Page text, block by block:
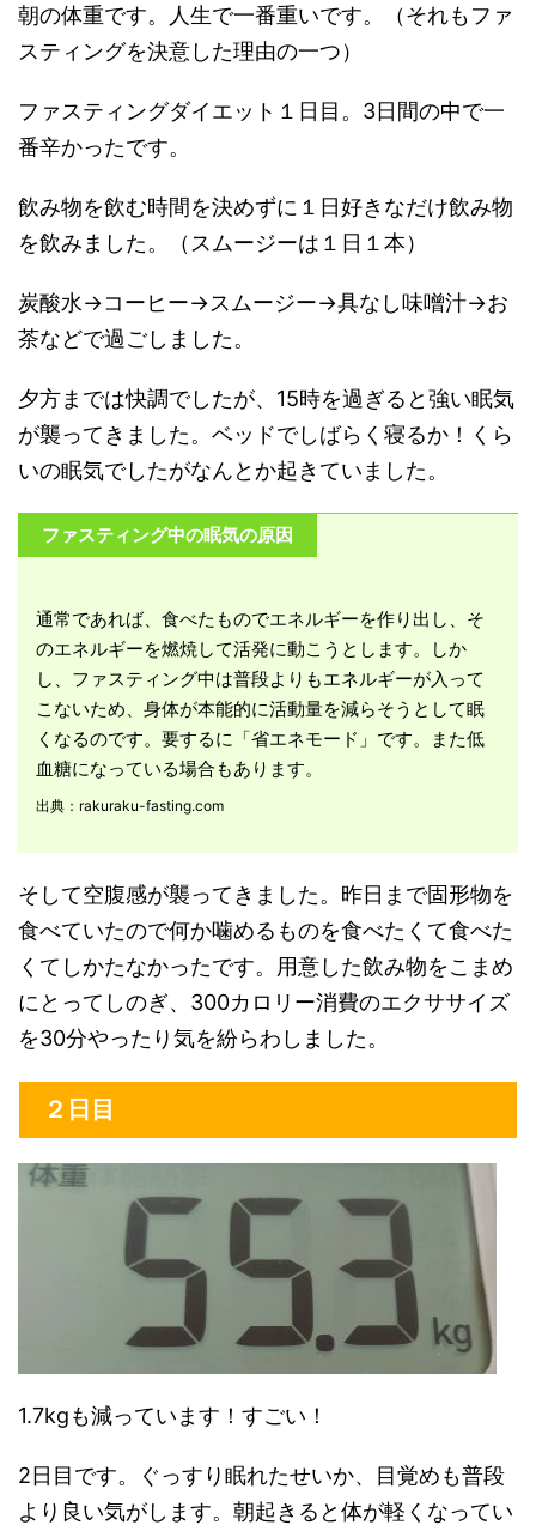
朝の体重です。人生で一番重いです。（それもファ
スティングを決意した理由の一つ）
ファスティングダイエット１日目。3日間の中で一
番辛かったです。
飲み物を飲む時間を決めずに１日好きなだけ飲み物
を飲みました。（スムージーは１日１本）
炭酸水→コーヒー→スムージー→具なし味噌汁→お
茶などで過ごしました。
夕方までは快調でしたが、15時を過ぎると強い眠気
が襲ってきました。ベッドでしばらく寝るか！くら
いの眠気でしたがなんとか起きていました。
ファスティング中の眠気の原因
通常であれば、食べたものでエネルギーを作り出し、そ
のエネルギーを燃焼して活発に動こうとします。しか
し、ファスティング中は普段よりもエネルギーが入って
こないため、身体が本能的に活動量を減らそうとして眠
くなるのです。要するに「省エネモード」です。また低
血糖になっている場合もあります。
出典：rakuraku-fasting.com
そして空腹感が襲ってきました。昨日まで固形物を
食べていたので何か噛めるものを食べたくて食べた
くてしかたなかったです。用意した飲み物をこまめ
にとってしのぎ、300カロリー消費のエクササイズ
を30分やったり気を紛らわしました。
２日目
1.7kgも減っています！すごい！
2日目です。ぐっすり眠れたせいか、目覚めも普段
より良い気がします。朝起きると体が軽くなってい